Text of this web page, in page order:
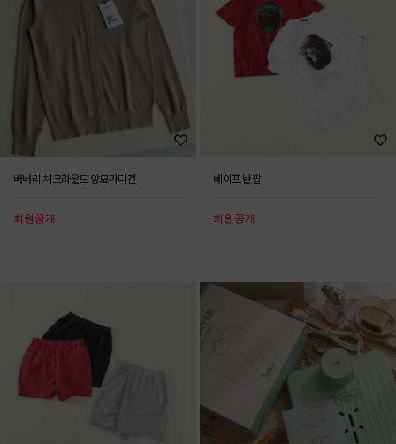
버버리 체크라운드 양모가디건
회원공개
베이프 반팔
회원공개